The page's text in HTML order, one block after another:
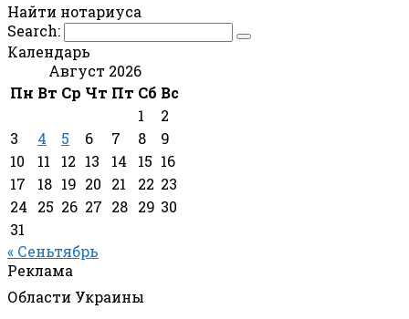
Найти нотариуса
Search:
Календарь
Август 2026
Пн Вт Ср Чт Пт Сб Вс
1
2
3
4 5 6 7 8
9
10
11 12 13 14 15 16
17
18 19 20 21 22 23
24
25 26 27 28 29 30
31
« Сеньтябрь
Реклама
Области Украины